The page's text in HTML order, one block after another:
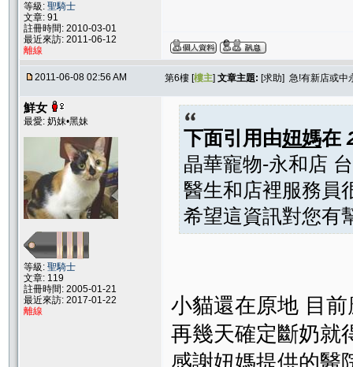
等級: 聖騎士
文章: 91
註冊時間: 2010-03-01
最近來訪: 2011-06-12
離線
2011-06-08 02:56 AM 第6樓 [樓主] 文章主題: [求助] 急!有新店或中
鮮女
最愛: 奶妹•黑妹
等級: 聖騎士
文章: 119
註冊時間: 2005-01-21
最近來訪: 2017-01-22
離線
下面引用由妞媽在
晶華寵物-永和店
醫生和店裡服務員
希望這資訊對您有
小貓還在原地 目
再幾天確定斷奶就
感謝妞媽提供的醫